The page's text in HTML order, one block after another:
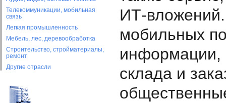
Телекоммуникации, мобильная
связь
Легкая промышленность
Мебель, лес, деревообработка
Строительство, стройматериалы,
ремонт
Другие отрасли
ИТ-
мобильных
информации,
склада и